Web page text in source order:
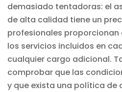
demasiado tentadoras: el
de alta calidad tiene un
profesionales
los servicios incluidos en
cualquier cargo adicional.
comprobar que las
y que exista una política de